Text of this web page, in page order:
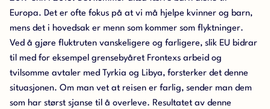
Europa. Det er ofte fokus på at vi må hjelpe kvinner og barn,
mens det i hovedsak er menn som kommer som flyktninger.
Ved å gjøre fluktruten vanskeligere og farligere, slik EU bidrar
til med for eksempel grensebyåret Frontexs arbeid og
tvilsomme avtaler med Tyrkia og Libya, forsterker det denne
situasjonen. Om man vet at reisen er farlig, sender man dem
som har størst sjanse til å overleve. Resultatet av denne